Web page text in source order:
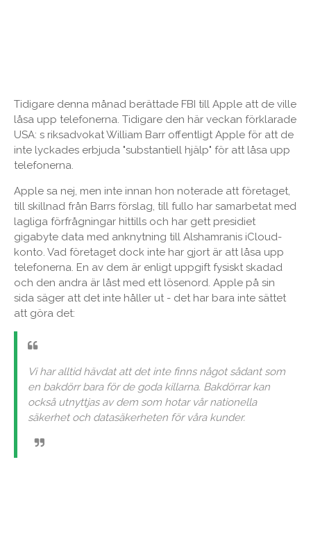
Tidigare denna månad berättade FBI till Apple att de ville
låsa upp telefonerna. Tidigare den här veckan förklarade
USA: s riksadvokat William Barr offentligt Apple för att de
inte lyckades erbjuda "substantiell hjälp" för att låsa upp
telefonerna.
Apple sa nej, men inte innan hon noterade att företaget,
till skillnad från Barrs förslag, till fullo har samarbetat med
lagliga förfrågningar hittills och har gett presidiet
gigabyte data med anknytning till Alshamranis iCloud-
konto. Vad företaget dock inte har gjort är att låsa upp
telefonerna. En av dem är enligt uppgift fysiskt skadad
och den andra är låst med ett lösenord. Apple på sin
sida säger att det inte håller ut - det har bara inte sättet
att göra det:
Vi har alltid hävdat att det inte finns något sådant som
en bakdörr bara för de goda killarna. Bakdörrar kan
också utnyttjas av dem som hotar vår nationella
säkerhet och datasäkerheten för våra kunder.